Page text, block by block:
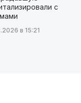
с
в 15:21